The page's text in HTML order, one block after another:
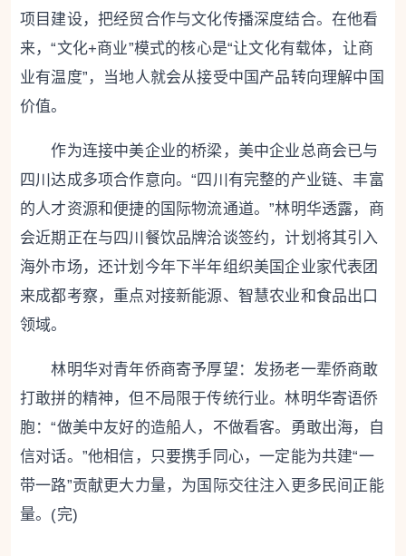
项目建设，把经贸合作与文化传播深度结合。在他看
来，“文化+商业”模式的核心是“让文化有载体，让商
业有温度”，当地人就会从接受中国产品转向理解中国
价值。
作为连接中美企业的桥梁，美中企业总商会已与
四川达成多项合作意向。“四川有完整的产业链、丰富
的人才资源和便捷的国际物流通道。”林明华透露，商
会近期正在与四川餐饮品牌洽谈签约，计划将其引入
海外市场，还计划今年下半年组织美国企业家代表团
来成都考察，重点对接新能源、智慧农业和食品出口
领域。
林明华对青年侨商寄予厚望：发扬老一辈侨商敢
打敢拼的精神，但不局限于传统行业。林明华寄语侨
胞：“做美中友好的造船人，不做看客。勇敢出海，自
信对话。”他相信，只要携手同心，一定能为共建“一
带一路”贡献更大力量，为国际交往注入更多民间正能
量。(完)